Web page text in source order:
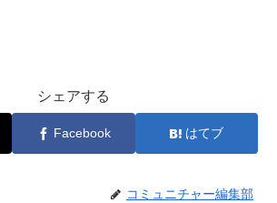
シェアする
Facebook はてブ
コミュニチャー編集部